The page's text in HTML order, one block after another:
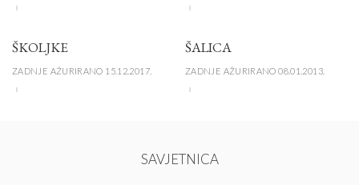
ŠKOLJKE
ZADNJE AŽURIRANO 15.12.2017.
ŠALICA
ZADNJE AŽURIRANO 08.01.2013.
SAVJETNICA